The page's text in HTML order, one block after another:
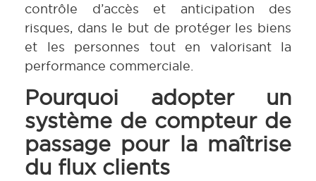
contrôle d’accès et anticipation des
risques, dans le but de protéger les biens
et les personnes tout en valorisant la
performance commerciale.
Pourquoi adopter un
système de compteur de
passage pour la maîtrise
du flux clients